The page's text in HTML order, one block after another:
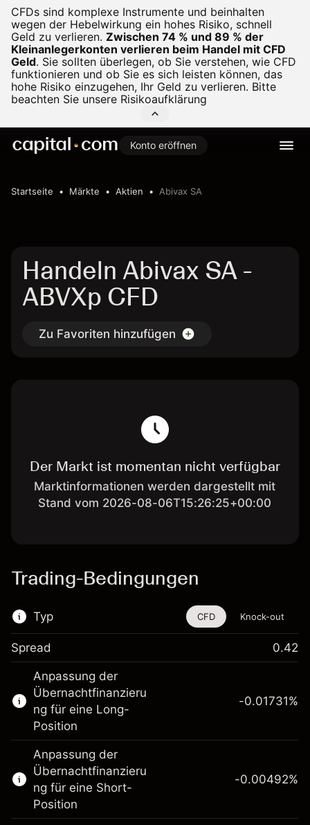
CFDs sind komplexe Instrumente und beinhalten
wegen der Hebelwirkung ein hohes Risiko, schnell
Geld zu verlieren. Zwischen 74 % und 89 % der
Kleinanlegerkonten verlieren beim Handel mit CFD
Geld. Sie sollten überlegen, ob Sie verstehen, wie CFD
funktionieren und ob Sie es sich leisten können, das
hohe Risiko einzugehen, Ihr Geld zu verlieren. Bitte
beachten Sie unsere Risikoaufklärung
Konto eröffnen
Startseite Märkte Aktien Abivax SA
Handeln Abivax SA -
ABVXp CFD
Zu Favoriten hinzufügen
Der Markt ist momentan nicht verfügbar
Marktinformationen werden dargestellt mit
Stand vom 2026-08-06T15:26:25+00:00
Trading-Bedingungen
Typ
Dieses Finanzinstrument steht für das Traden
über CFDs und Knock-outs zur Verfügung.
Erfahren Sie mehr über:
CFDs
Knock-outs
CFD Knock-out
Spread 0.42
Anpassung der
Übernachtfinanzieru
ng für eine Long-
Position
-0.01731%
Anpassung der
Übernachtfinanzieru
ng für eine Short-
Position
-0.00492%